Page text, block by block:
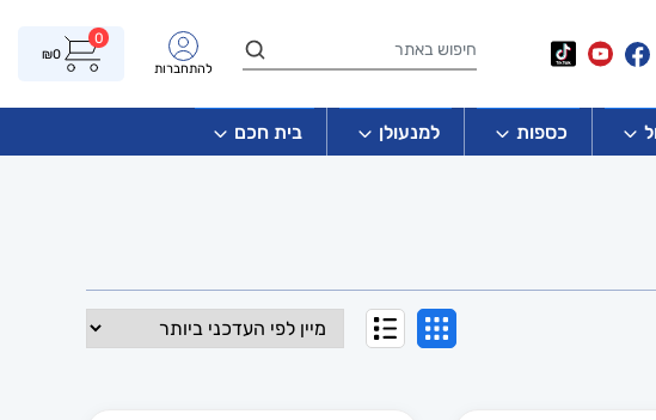
להתחברות
0
₪0
כספות למנעולן בית חכם